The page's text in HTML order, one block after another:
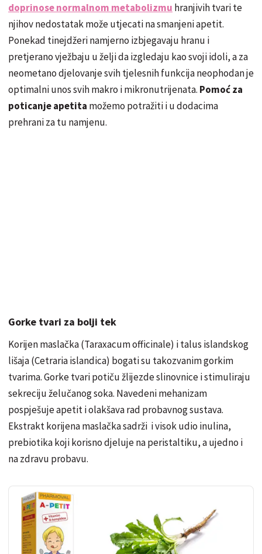
doprinose normalnom metabolizmu hranjivih tvari te
njihov nedostatak može utjecati na smanjeni apetit.
Ponekad tinejdžeri namjerno izbjegavaju hranu i
pretjerano vježbaju u želji da izgledaju kao svoji idoli, a za
neometano djelovanje svih tjelesnih funkcija neophodan je
optimalni unos svih makro i mikronutrijenata. Pomoć za
poticanje apetita možemo potražiti i u dodacima
prehrani za tu namjenu.
Gorke tvari za bolji tek
Korijen maslačka (Taraxacum officinale) i talus islandskog
lišaja (Cetraria islandica) bogati su takozvanim gorkim
tvarima. Gorke tvari potiču žlijezde slinovnice i stimuliraju
sekreciju želučanog soka. Navedeni mehanizam
pospješuje apetit i olakšava rad probavnog sustava.
Ekstrakt korijena maslačka sadrži i visok udio inulina,
prebiotika koji korisno djeluje na peristaltiku, a ujedno i
na zdravu probavu.